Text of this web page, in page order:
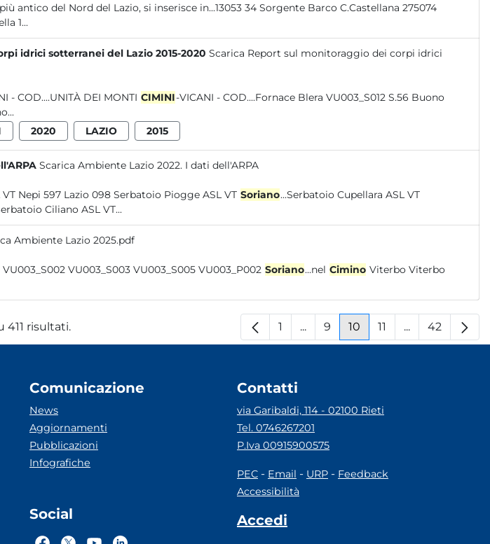
antico del Nord del Lazio, si inserisce in...13053 34 Sorgente Barco C.Castellana 275074
1...
idrici sotterranei del Lazio 2015-2020 Scarica Report sul monitoraggio dei corpi idrici
- COD....UNITÀ DEI MONTI CIMINI-VICANI - COD....Fornace Blera VU003_S012 S.56 Buono
Buono...
2020 LAZIO 2015
Scarica Ambiente Lazio 2022. I dati dell'ARPA
Lazio 097 Serbatoio Concio ASL VT Nepi 597 Lazio 098 Serbatoio Piogge ASL VT Soriano...Serbatoio Cupellara ASL VT
Lazio 103 Serbatoio Ciliano ASL VT...
Ambiente Lazio 2025.pdf
Vicani VU003_S013 VU003_S001 VU003_S002 VU003_S003 VU003_S005 VU003_P002 Soriano...nel Cimino
411 risultati. Pagina
1 ...Pagine intermedie
Pagina
9 Pagina
10 Pagina
11 ...PaginePagina
42
Comunicazione
News
Aggiornamenti
Pubblicazioni
Infografiche
Social
Contatti
via Garibaldi, 114 - 02100 Rieti
Tel. 0746267201
P.Iva 00915900575
PEC - Email - URP - Feedback
Accessibilità
Accedi